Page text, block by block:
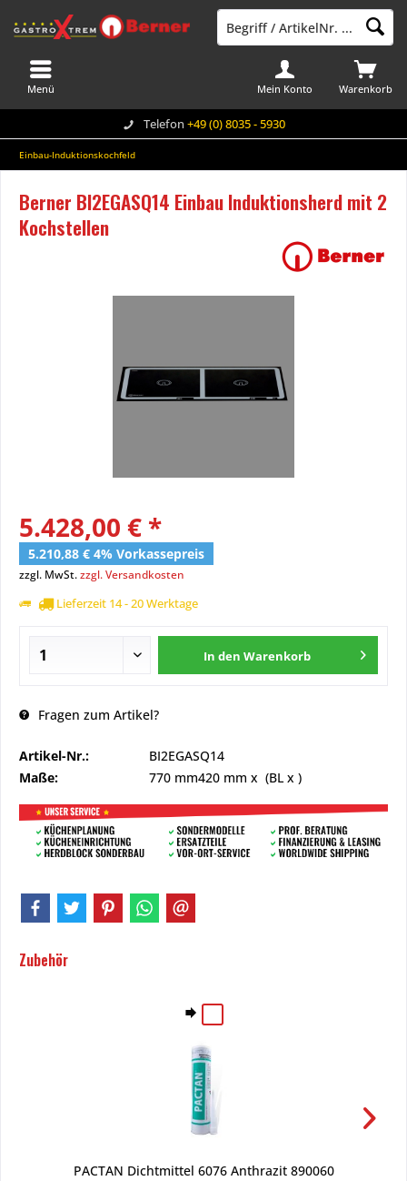
Telefon +49 (0) 8035 - 5930
Warenkorb
Mein Konto
Menü
Einbau-Induktionskochfeld
Berner BI2EGASQ14 Einbau Induktionsherd mit 2
Kochstellen
5.428,00 € *
5.210,88 € 4% Vorkassepreis
zzgl. MwSt.zzgl. Versandkosten
Lieferzeit 14 - 20 Werktage
In den Warenkorb
Fragen zum Artikel?
Artikel-Nr.:
BI2EGASQ14
Maße:
770 mm420 mm x (BL x )
Zubehör
PACTAN Dichtmittel 6076 Anthrazit 890060